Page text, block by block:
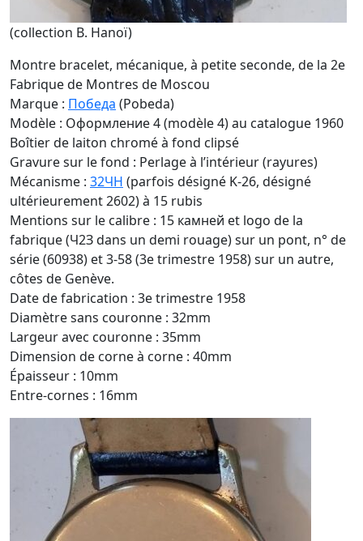
(collection B. Hanoï)
Montre bracelet, mécanique, à petite seconde, de la 2e
Fabrique de Montres de Moscou
Marque : Победа (Pobeda)
Modèle : Оформление 4 (modèle 4) au catalogue 1960
Boîtier de laiton chromé à fond clipsé
Gravure sur le fond : Perlage à l’intérieur (rayures)
Mécanisme : 32ЧН (parfois désigné K-26, désigné
ultérieurement 2602) à 15 rubis
Mentions sur le calibre : 15 камней et logo de la
fabrique (Ч2З dans un demi rouage) sur un pont, n° de
série (60938) et 3-58 (3e trimestre 1958) sur un autre,
côtes de Genève.
Date de fabrication : 3e trimestre 1958
Diamètre sans couronne : 32mm
Largeur avec couronne : 35mm
Dimension de corne à corne : 40mm
Épaisseur : 10mm
Entre-cornes : 16mm